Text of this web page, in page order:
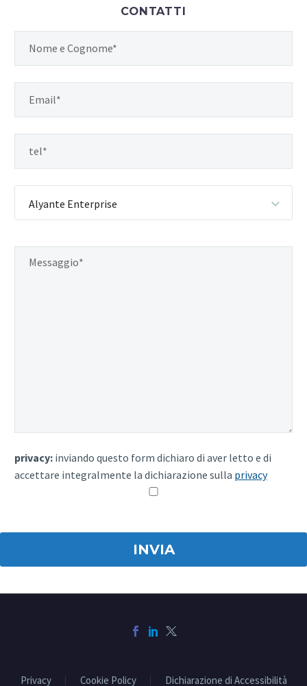
CONTATTI
Alyante Enterprise
privacy: inviando questo form dichiaro di aver letto e di
accettare integralmente la dichiarazione sulla privacy
Privacy Cookie Policy Dichiarazione di Accessibilità